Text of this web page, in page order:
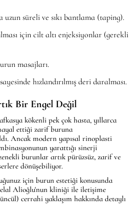
uzun süreli ve sıkı bantlama (taping).
için cilt altı enjeksiyonlar (gerekli
masajları.
hızlandırılmış deri daralması.
Bir Engel Değil
kökenli pek çok hasta, yıllarca
ettiği zarif buruna
Ancak modern yapısal rinoplasti
yarattığı sinerji
burunlar artık pürüzsüz, zarif ve
dönüşebiliyor.
için burun estetiği konusunda
Alioğlu'nun kliniği ile iletişime
cerrahi yaklaşım hakkında detaylı